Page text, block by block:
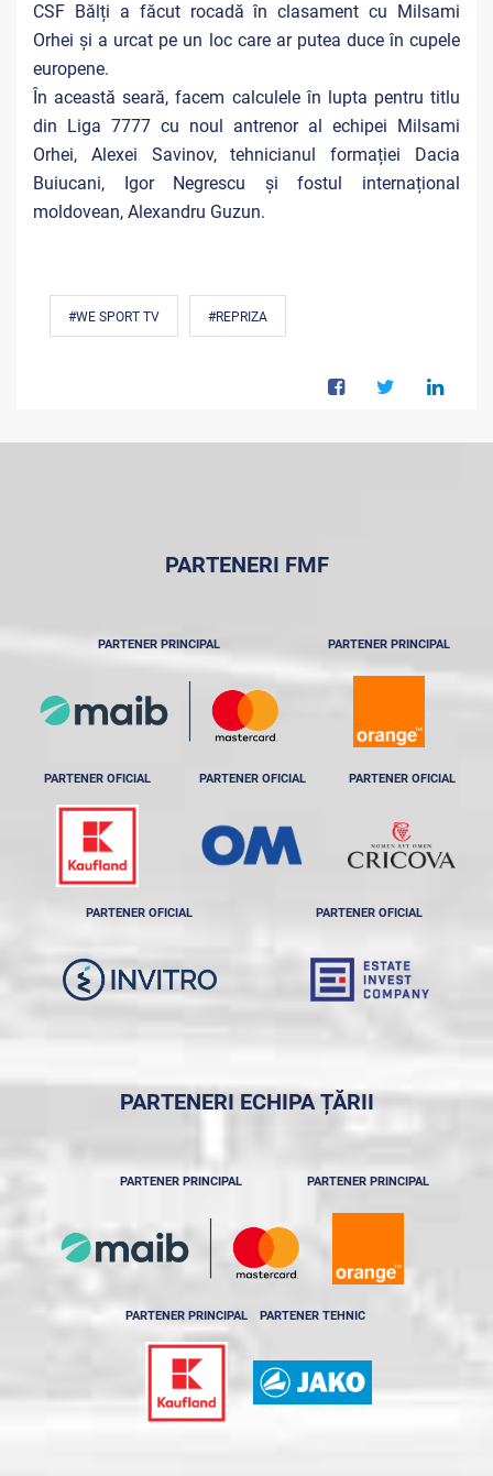
CSF Bălți a făcut rocadă în clasament cu Milsami
Orhei și a urcat pe un loc care ar putea duce în cupele
europene.
În această seară, facem calculele în lupta pentru titlu
din Liga 7777 cu noul antrenor al echipei Milsami
Orhei, Alexei Savinov, tehnicianul formației Dacia
Buiucani, Igor Negrescu și fostul internațional
moldovean, Alexandru Guzun.
#WE SPORT TV #REPRIZA
PARTENERI FMF
PARTENER PRINCIPAL PARTENER PRINCIPAL
PARTENER OFICIAL PARTENER OFICIAL PARTENER OFICIAL
PARTENER OFICIAL PARTENER OFICIAL
PARTENERI ECHIPA ȚĂRII
PARTENER PRINCIPAL PARTENER PRINCIPAL
PARTENER PRINCIPAL PARTENER TEHNIC